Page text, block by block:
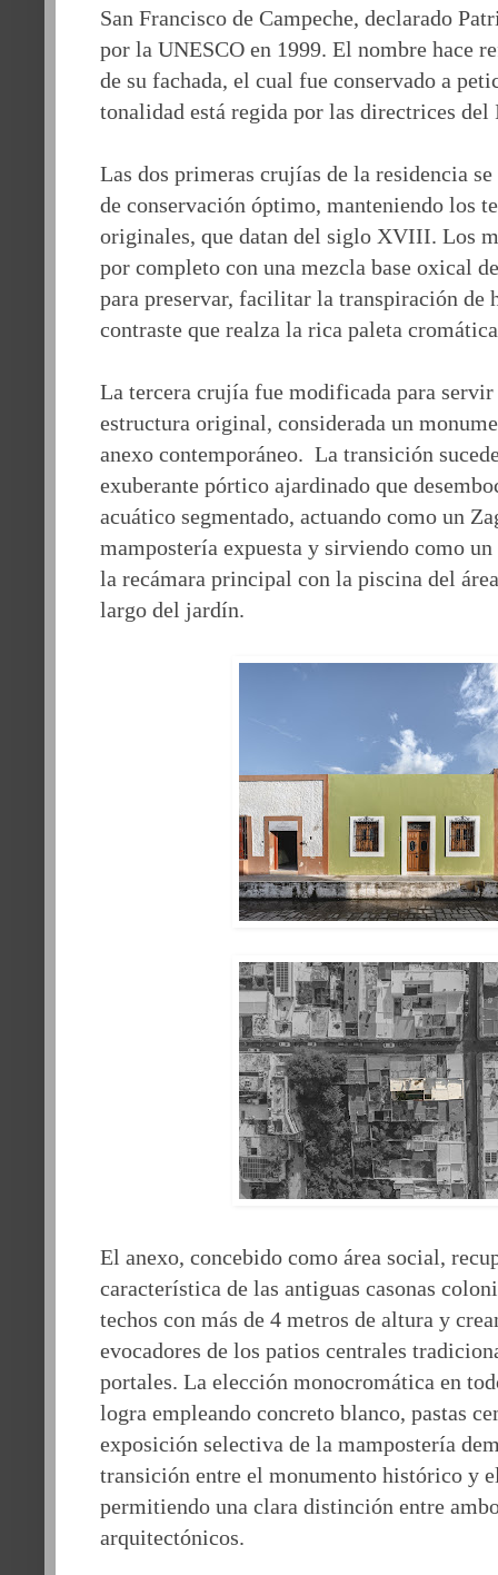
San Francisco de Campeche, declarado
por la UNESCO en 1999. El nombre hace
de su fachada, el cual fue conservado a
tonalidad está regida por las directrices
Las dos primeras crujías de la residencia
de conservación óptimo, manteniendo los
originales, que datan del siglo XVIII. Los
por completo con una mezcla base oxical
para preservar, facilitar la transpiración de
contraste que realza la rica paleta
La tercera crujía fue modificada para
estructura original, considerada un
anexo contemporáneo. La transición
exuberante pórtico ajardinado que
acuático segmentado, actuando como un
mampostería expuesta y sirviendo como
la recámara principal con la piscina del
largo del jardín.
El anexo, concebido como área social,
característica de las antiguas casonas
techos con más de 4 metros de altura y
evocadores de los patios centrales
portales. La elección monocromática en
logra empleando concreto blanco, pastas
exposición selectiva de la mampostería
transición entre el monumento histórico y
permitiendo una clara distinción entre
arquitectónicos.